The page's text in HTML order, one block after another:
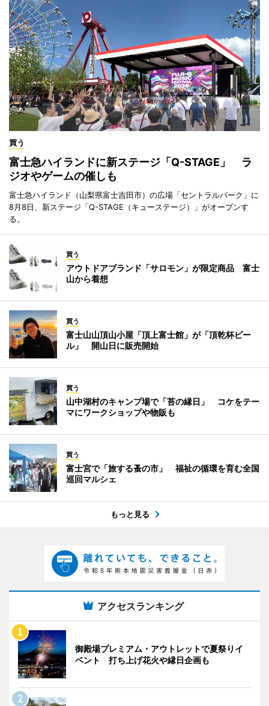
買う
富士急ハイランドに新ステージ「Q-STAGE」 ラ
ジオやゲームの催しも
富士急ハイランド（山梨県富士吉田市）の広場「セントラルパーク」に
8月8日、新ステージ「Q-STAGE（キューステージ）」がオープンす
る。
買う
アウトドアブランド「サロモン」が限定商品 富士
山から着想
買う
富士山山頂山小屋「頂上富士館」が「頂乾杯ビー
ル」 開山日に販売開始
買う
山中湖村のキャンプ場で「苔の縁日」 コケをテー
マにワークショップや物販も
買う
富士宮で「旅する蚤の市」 福祉の循環を育む全国
巡回マルシェ
もっと見る
アクセスランキング
御殿場プレミアム・アウトレットで夏祭りイ
ベント 打ち上げ花火や縁日企画も